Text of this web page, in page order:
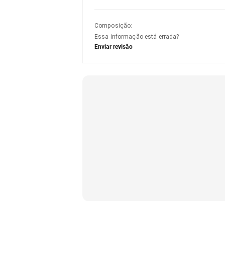
Composição:
Essa informação está errada?
Enviar revisão